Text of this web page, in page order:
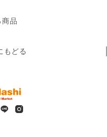
、発酵種、植物油脂、食
、米粉、（一部に小麦を含
質：0.6g、炭水化物：
、食塩相当量：0.2g
-18℃以下で保存してくださ
能性があります。
ラダシから出荷
品
もどる